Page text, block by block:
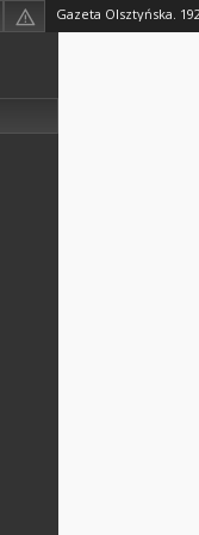
Gazeta Olsztyńska.